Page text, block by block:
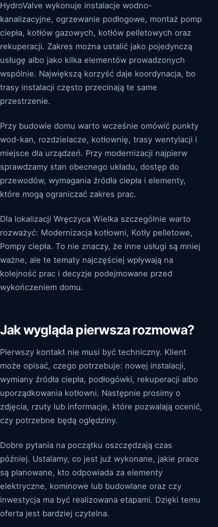
HydroValve wykonuje instalacje wodno-
kanalizacyjne, ogrzewanie podłogowe, montaż pomp
ciepła, kotłów gazowych, kotłów pelletowych oraz
rekuperacji. Zakres można ustalić jako pojedynczą
usługę albo jako kilka elementów prowadzonych
wspólnie. Największą korzyść daje koordynacja, bo
trasy instalacji często przecinają te same
przestrzenie.
Przy budowie domu warto wcześnie omówić punkty
wod-kan, rozdzielacze, kotłownię, trasy wentylacji i
miejsce dla urządzeń. Przy modernizacji najpierw
sprawdzamy stan obecnego układu, dostęp do
przewodów, wymagania źródła ciepła i elementy,
które mogą ograniczać zakres prac.
Dla lokalizacji Wręczyca Wielka szczególnie warto
rozważyć: Modernizacja kotłowni, Kotły pelletowe,
Pompy ciepła. To nie znaczy, że inne usługi są mniej
ważne, ale te tematy najczęściej wpływają na
kolejność prac i decyzje podejmowane przed
wykończeniem domu.
Jak wygląda pierwsza rozmowa?
Pierwszy kontakt nie musi być techniczny. Klient
może opisać, czego potrzebuje: nowej instalacji,
wymiany źródła ciepła, podłogówki, rekuperacji albo
uporządkowania kotłowni. Następnie prosimy o
zdjęcia, rzuty lub informacje, które pozwalają ocenić,
czy potrzebne będą oględziny.
Dobre pytania na początku oszczędzają czas
później. Ustalamy, co jest już wykonane, jakie prace
są planowane, kto odpowiada za elementy
elektryczne, kominowe lub budowlane oraz czy
inwestycja ma być realizowana etapami. Dzięki temu
oferta jest bardziej czytelna.